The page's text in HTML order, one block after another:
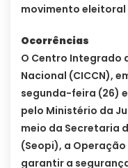
movimento
Ocorrências
O Centro Integrado
Nacional (CICCN),
segunda-feira (26)
pelo Ministério da
meio da Secretaria
(Seopi), a
garantir a